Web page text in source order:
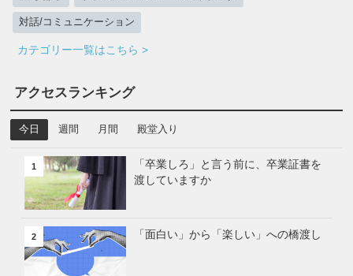
対話/コミュニケーション
カテゴリー一覧はこちら >
アクセスランキング
今日 週間 月間 殿堂入り
1
「卒業しろ」と言う前に、卒業証書を
渡していますか
2 「面白い」から「楽しい」への橋渡し